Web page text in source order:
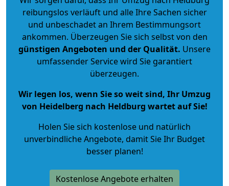
reibungslos verläuft und alle Ihre Sachen sicher
und unbeschadet an Ihrem Bestimmungsort
ankommen. Überzeugen Sie sich selbst von den
günstigen Angeboten und der Qualität. Unsere
umfassender Service wird Sie garantiert
überzeugen.
Wir legen los, wenn Sie so weit sind, Ihr Umzug
von Heidelberg nach Heldburg wartet auf Sie!
Holen Sie sich kostenlose und natürlich
unverbindliche Angebote, damit Sie Ihr Budget
besser planen!
Kostenlose Angebote erhalten